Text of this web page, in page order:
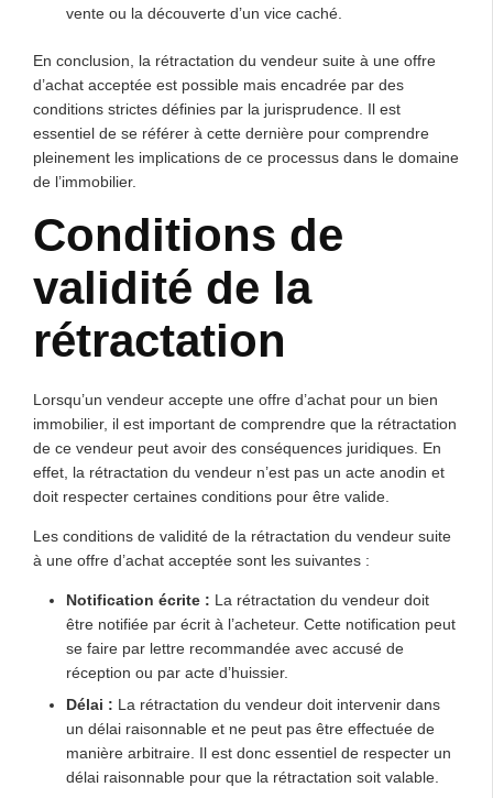
vente ou la découverte d’un vice caché.
En conclusion, la rétractation du vendeur suite à une offre
d’achat acceptée est possible mais encadrée par des
conditions strictes définies par la jurisprudence. Il est
essentiel de se référer à cette dernière pour comprendre
pleinement les implications de ce processus dans le domaine
de l’immobilier.
Conditions de
validité de la
rétractation
Lorsqu’un vendeur accepte une offre d’achat pour un bien
immobilier, il est important de comprendre que la rétractation
de ce vendeur peut avoir des conséquences juridiques. En
effet, la rétractation du vendeur n’est pas un acte anodin et
doit respecter certaines conditions pour être valide.
Les conditions de validité de la rétractation du vendeur suite
à une offre d’achat acceptée sont les suivantes :
Notification écrite : La rétractation du vendeur doit
être notifiée par écrit à l’acheteur. Cette notification peut
se faire par lettre recommandée avec accusé de
réception ou par acte d’huissier.
Délai : La rétractation du vendeur doit intervenir dans
un délai raisonnable et ne peut pas être effectuée de
manière arbitraire. Il est donc essentiel de respecter un
délai raisonnable pour que la rétractation soit valable.